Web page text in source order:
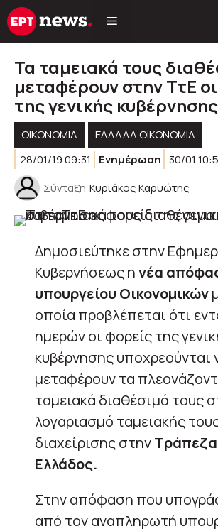
Μετάβαση
σε
Τα ταμειακά τους
μεταφέρουν στην ΤτΕ
της γενικής κυβέρνησης
ΟΙΚΟΝΟΜΙΑ
ΕΛΛΆΔΑ ΟΙΚΟΝΟΜΊΑ
28/01/19 09:31
Ενημέρωση
30/01
Σύνταξη Κυριάκος Καρυώτης
Δημοσιεύτηκε στην
Κυβερνήσεως ηνέα
υπουργείου Οικονομικών
οποία προβλέπεται ότι
ημερών οι φορείς της
κυβέρνησης υποχρεούνται
μεταφέρουν τα
ταμειακά διαθέσιμά τους
λογαριασμό ταμειακής
διαχείρισης στην
Ελλάδος.
Στην απόφαση που
από τον αναπληρωτή